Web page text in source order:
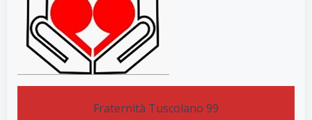
Fraternità Tuscolano 99